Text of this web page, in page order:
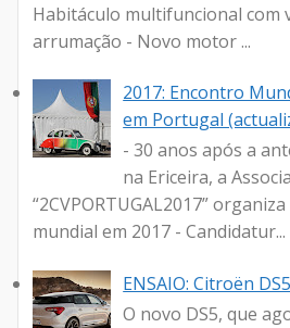
Habitáculo multifuncional com
arrumação - Novo motor ...
2017: Encontro
em Portugal
- 30 anos após a
na Ericeira, a
“2CVPORTUGAL2017”
mundial em 2017 - Candidatur...
ENSAIO: Citroën
O novo DS5, que